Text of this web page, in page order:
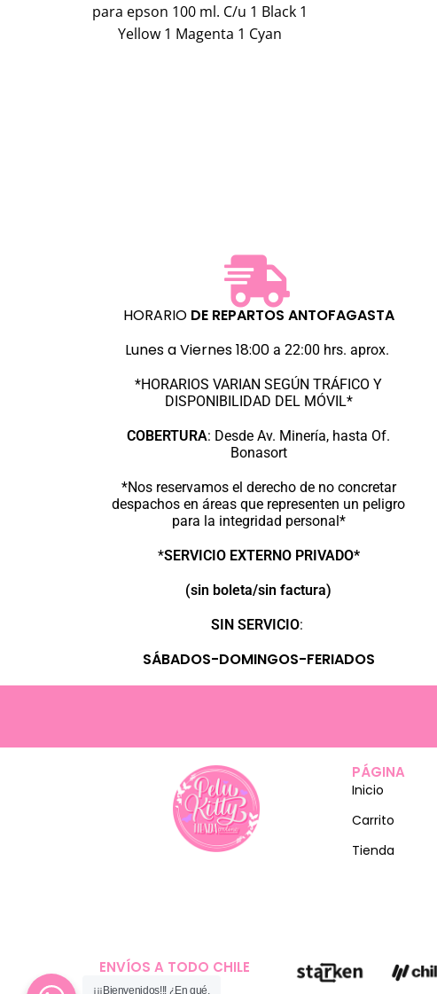
para epson 100 ml. C/u 1 Black 1
Yellow 1 Magenta 1 Cyan
HORARIODE REPARTOS ANTOFAGASTA
Lunes a Viernes 18:00a 22:00 hrs. aprox.
*HORARIOS VARIAN SEGÚN TRÁFICO Y
DISPONIBILIDAD DEL MÓVIL*
COBERTURA: Desde Av. Minería, hasta Of.
Bonasort
*Nos reservamos el derecho de no concretar
despachos en áreas que representen un peligro
para la integridad personal*
*SERVICIO EXTERNO PRIVADO*
(sin boleta/sin factura)
SIN SERVICIO:
SÁBADOS-DOMINGOS-FERIADOS
PÁGINA
Inicio
Carrito
Tienda
ENVÍOS A TODO CHILE
¡¡¡Bienvenidos!!! ¿En qué,